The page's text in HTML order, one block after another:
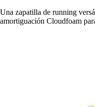
Una zapatilla de running
amortiguación Cloudfoam